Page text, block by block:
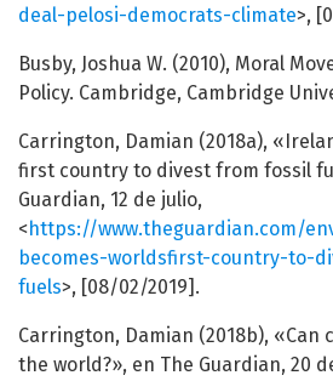
deal-pelosi-democrats-climate>,
Busby, Joshua W. (2010), Moral
Policy. Cambridge, Cambridge
Carrington, Damian (2018a),
first country to divest from fossil
Guardian, 12 de julio,
<https://www.theguardian.com/
becomes-worldsfirst-country-to-
fuels>, [08/02/2019].
Carrington, Damian (2018b), «Can
the world?», en The Guardian, 20